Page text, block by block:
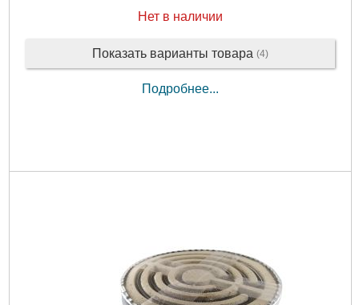
Нет в наличии
Показать варианты товара (4)
Подробнее...